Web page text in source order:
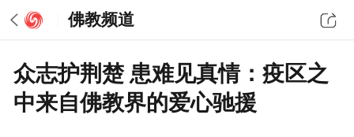
佛教频道
众志护荆楚 患难见真情：疫区之
中来自佛教界的爱心驰援